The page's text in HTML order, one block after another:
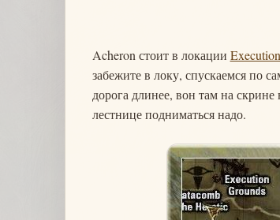
Acheron стоит в локации
забежите в локу, спускаемся по
дорога длинее, вон там на
лестнице подниматься надо.